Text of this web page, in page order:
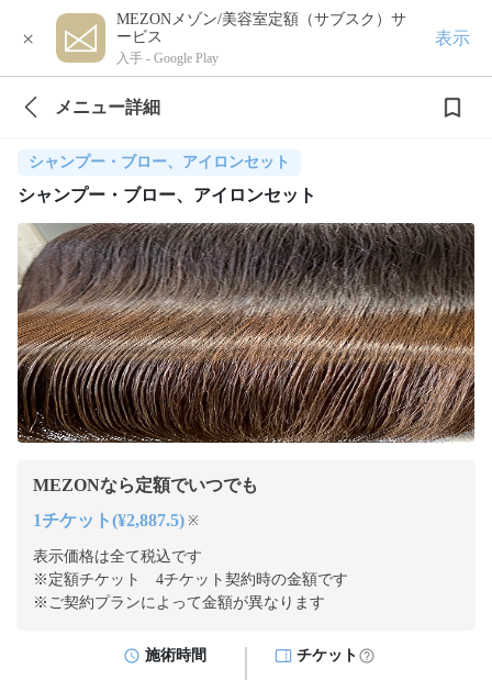
×
MEZONメゾン/美容室定額（サブスク）サ
ービス
入手 - Google Play
表示
メニュー詳細
シャンプー・ブロー、アイロンセット
シャンプー・ブロー、アイロンセット
MEZONなら定額でいつでも
1チケット(¥2,887.5) ※
表示価格は全て税込です
※定額チケット 4チケット契約時の金額です
※ご契約プランによって金額が異なります
施術時間 チケット